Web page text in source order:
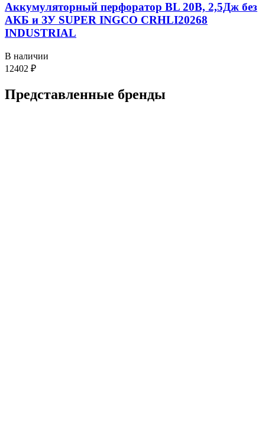
Аккумуляторный перфоратор BL 20В, 2,5Дж без
АКБ и ЗУ SUPER INGCO CRHLI20268
INDUSTRIAL
В наличии
12402 ₽
Представленные бренды